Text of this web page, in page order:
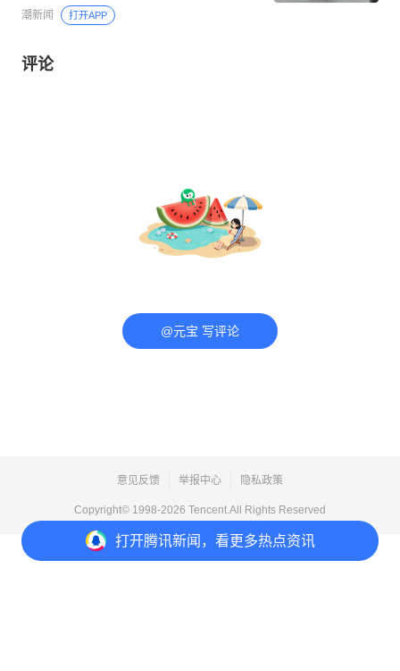
打开腾讯新闻，看更多热点资讯
潮新闻 打开APP
评论
@元宝 写评论
意见反馈 举报中心 隐私政策
Copyright© 1998-2026 Tencent.All Rights Reserved